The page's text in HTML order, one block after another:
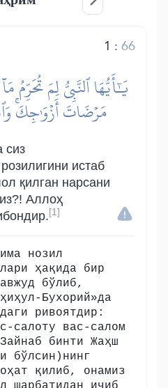
1 :66
يَٰٓأَيُّهَا ٱلنَّبِيُّ لِمَ تُحَرِّمُ
مَرۡضَاتَ أَزۡوَٰجِكَۚ
сиз
истаб
қилган нарсани
Аллоҳ
[1]
нозил
ҳақида бир
бўлиб,
Бухорий»да
ривоятдир:
салоту вас-салом
бинти Жаҳш
бўлсин)нинг
қилиб, онамиз